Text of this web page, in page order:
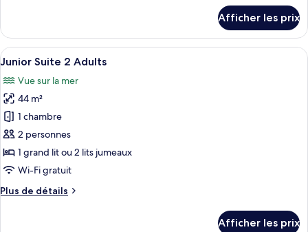
2
Adults
Junior
Suite
Deluxe
Adults
Afficher les prix
Afficher
toutes
les
photos
pour
ce
type
de
chambre :
Junior
Une chambre d’hôtel avec un
7
Junior Suite 2 Adults
Vue sur la mer
44 m²
1 chambre
2 personnes
1 grand lit ou 2 lits jumeaux
Wi-Fi gratuit
Plus de détails
Plus
Afficher les prix